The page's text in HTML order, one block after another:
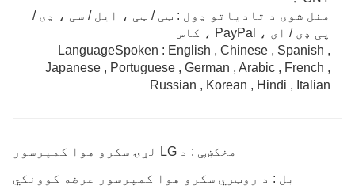
منل شوی د تادیاتو ډول : ټی / ټی ، ایل / سی ، ډی /
پی ډی / ای ، PayPal ، کاس
LanguageSpoken : English , Chinese , Spanish ,
Japanese , Portuguese , German , Arabic , French ,
Russian , Korean , Hindi , Italian
مخکښې : د LG لړۍ سکرو هوا کمپرسور
بل : د روټري سکرو هوا کمپرسور عرضه کوونکي